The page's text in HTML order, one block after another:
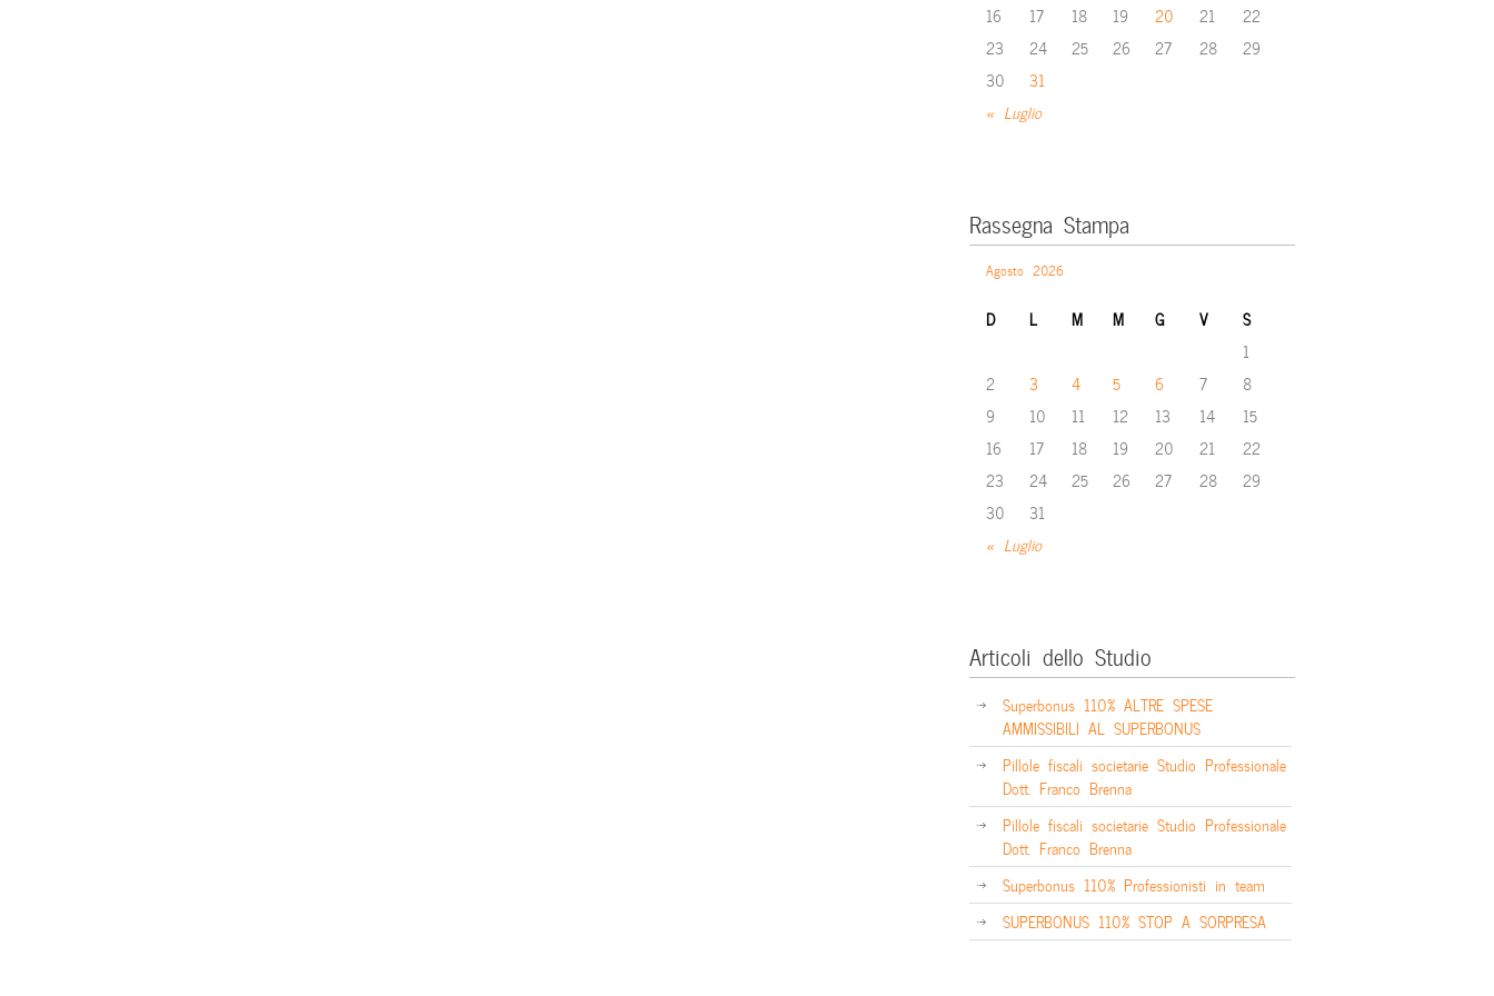
« Luglio
16
17 18 19 20 21
22
23
24 25 26 27 28
29
30
31
Rassegna Stampa
Agosto 2026
D L M M G V S
« Luglio
1
2
3 4 5 6 7
8
9
10 11 12 13 14
15
16
17 18 19 20 21
22
23
24 25 26 27 28
29
30
31
Articoli dello Studio
Superbonus 110% ALTRE SPESE
AMMISSIBILI AL SUPERBONUS
Pillole fiscali societarie Studio Professionale
Dott. Franco Brenna
Pillole fiscali societarie Studio Professionale
Dott. Franco Brenna
Superbonus 110% Professionisti in team
SUPERBONUS 110% STOP A SORPRESA